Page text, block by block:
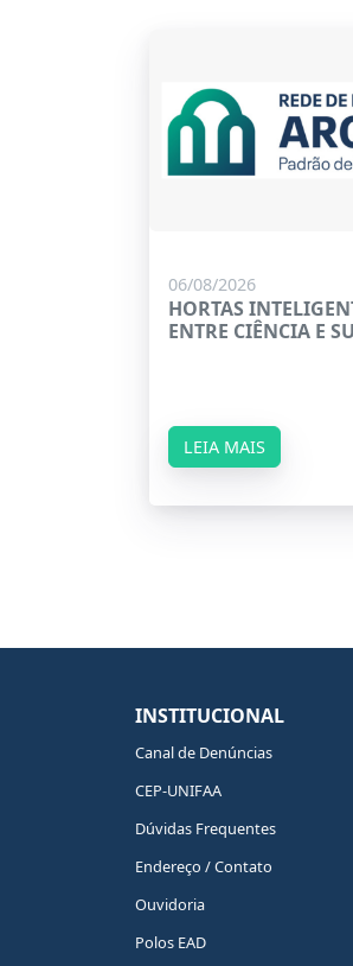
06/08/2026
HORTAS
ENTRE CIÊNCIA E
LEIA MAIS
INSTITUCIONAL
Canal de Denúncias
CEP-UNIFAA
Dúvidas Frequentes
Endereço / Contato
Ouvidoria
Polos EAD